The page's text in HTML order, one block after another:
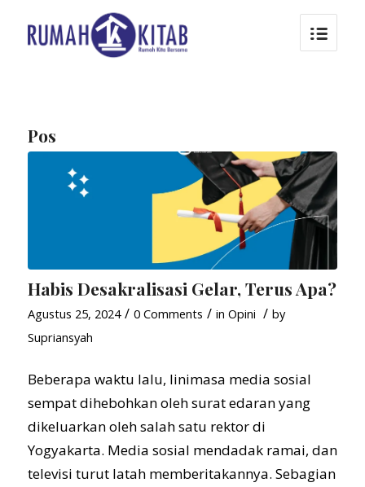
Pos
Habis Desakralisasi Gelar, Terus Apa?
Agustus 25, 2024 / 0 Comments / in Opini / by
Supriansyah
Beberapa waktu lalu, linimasa media sosial
sempat dihebohkan oleh surat edaran yang
dikeluarkan oleh salah satu rektor di
Yogyakarta. Media sosial mendadak ramai, dan
televisi turut latah memberitakannya. Sebagian